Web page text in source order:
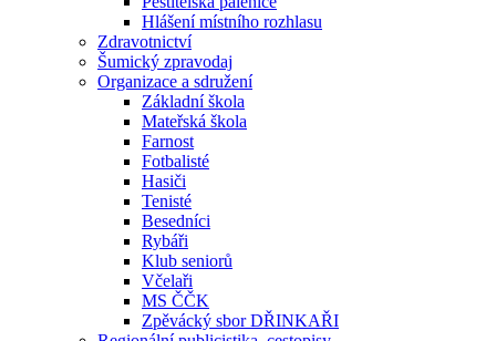
Hlášení místního rozhlasu
Zdravotnictví
Šumický zpravodaj
Organizace a sdružení
Základní škola
Mateřská škola
Farnost
Fotbalisté
Hasiči
Tenisté
Besedníci
Rybáři
Klub seniorů
Včelaři
MS ČČK
Zpěvácký sbor DŘINKAŘI